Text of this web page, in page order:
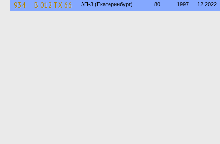
934 В 012 ТХ 66 АП-3 (Екатеринбург) 80 1997 12.2022